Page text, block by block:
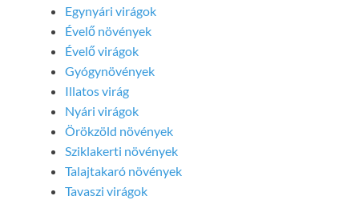
Egynyári virágok
Évelő növények
Évelő virágok
Gyógynövények
Illatos virág
Nyári virágok
Örökzöld növények
Sziklakerti növények
Talajtakaró növények
Tavaszi virágok